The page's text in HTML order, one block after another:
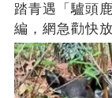
踏青遇「驢頭
編，網急勸快